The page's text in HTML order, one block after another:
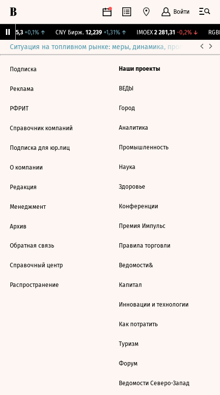
Войти
115,3 +0,1%↑ CNY Бирж. 12,239 +1,31%↑ IMOEX 2 281,31 -0,2%↓
Ситуация на топливном рынке: меры, динамика, прогнозы
Подписка
Реклама
РФРИТ
Справочник компаний
Подписка для юр.лиц
О компании
Редакция
Менеджмент
Архив
Обратная связь
Справочный центр
Распространение
Наши проекты
ВЕДЫ
Город
Аналитика
Промышленность
Наука
Здоровье
Конференции
Премия Импульс
Правила торговли
Ведомости&
Капитал
Инновации и технологии
Как потратить
Туризм
Форум
Ведомости Северо-Запад